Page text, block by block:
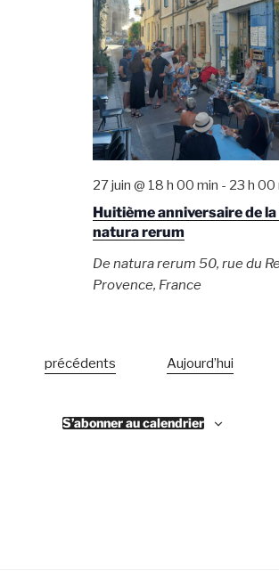
Huitième anniversaire de
natura rerum
27 juin @ 18 h 00 min - 23 h 00
De natura rerum 50, rue du
Provence, France
É
précédents Aujourd’hui
S’abonner au calendrier